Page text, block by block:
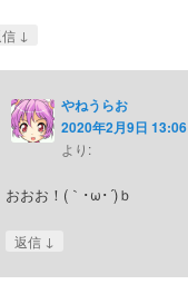
↓
やねうらお
2020年2月9日 13:06
より:
おおお！(｀･ω･´)ｂ
返信 ↓